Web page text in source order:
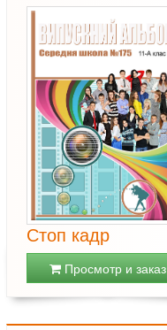
Стоп кадр
Просмотр и заказ